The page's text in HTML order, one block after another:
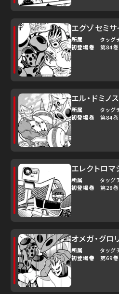
エグゾセミ
所属
タッグ
初登場巻
第84巻
エル・ドミノス
所属
タッグ
初登場巻
第84巻
エレクトロマ
所属
タッグ
初登場巻
第28巻
オメガ・グロ
所属
タッグ
初登場巻
第69巻